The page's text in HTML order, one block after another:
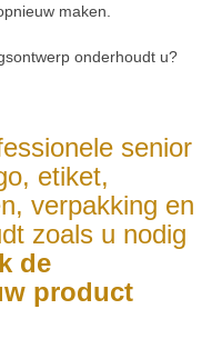
maken.
onderhoudt u?
senior
etiket,
verpakking en
zoals u nodig
de
product